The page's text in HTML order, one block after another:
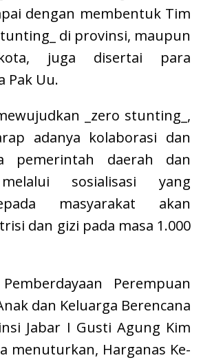
dengan membentuk Tim
di provinsi, maupun
juga disertai para
Pak Uu.
_zero stunting_,
adanya kolaborasi dan
pemerintah daerah dan
sosialisasi yang
masyarakat akan
dan gizi pada masa 1.000
Perempuan
dan Keluarga Berencana
Jabar I Gusti Agung Kim
menuturkan, Harganas Ke-